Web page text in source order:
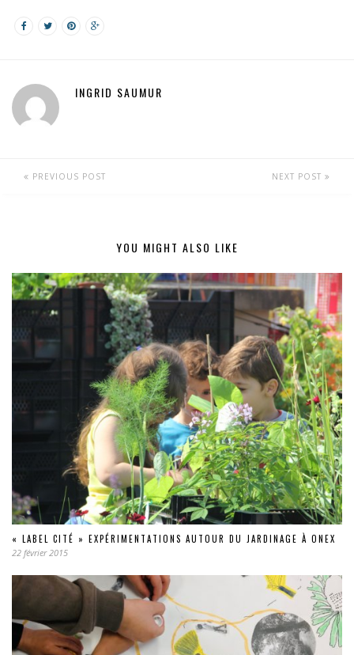
INGRID SAUMUR
PREVIOUS POST NEXT POST
YOU MIGHT ALSO LIKE
« LABEL CITÉ » EXPÉRIMENTATIONS AUTOUR DU JARDINAGE À ONEX
22 février 2015